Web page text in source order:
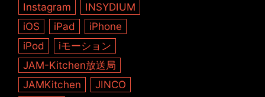
Instagram
INSYDIUM
iOS
iPad
iPhone
iPod
iモーション
JAM-Kitchen放送局
JAMKitchen
JINCO